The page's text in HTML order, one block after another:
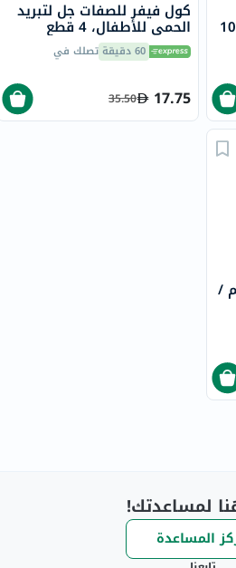
5 مل 100
كول فيفر للصفات جل لتبريد
الحمى للأطفال، 4 قطع
60 دقيقة تصلك في
17.75
35.50
ملجم /
لمساعدتك!
المساعدة